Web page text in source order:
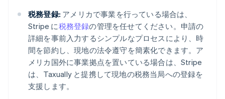
税務登録: アメリカで事業を行っている場合は、
Stripe に税務登録の管理を任せてください。申請の
詳細を事前入力するシンプルなプロセスにより、時
間を節約し、現地の法令遵守を簡素化できます。ア
メリカ国外に事業拠点を置いている場合は、Stripe
は、Taxually と提携して現地の税務当局への登録を
支援します。
English
オーストリア
Deutsch English
オランダ
NederlandsEnglish
カナダ
EnglishFrançais
キプロス
English